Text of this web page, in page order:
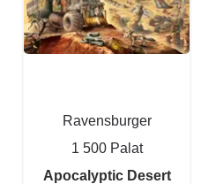
Ravensburger
1 500 Palat
Apocalyptic Desert